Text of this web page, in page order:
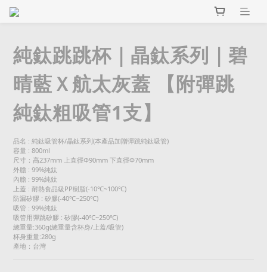
純鈦跳跳杯｜晶鈦系列｜碧
晴藍Ｘ航太灰蓋 【附彈跳
純鈦粗吸管1支】
品名 : 純鈦吸管杯/晶鈦系列(本產品加贈彈跳純鈦吸管)
容量 : 800ml
尺寸：高237mm 上直徑Φ90mm 下直徑Φ70mm
外膽 : 99%純鈦
內膽 : 99%純鈦
上蓋 : 耐熱食品級PP樹脂(-10℃~100℃)
防漏矽膠 : 矽膠(-40℃~250℃)
吸管 : 99%純鈦
吸管用彈跳矽膠 : 矽膠(-40℃~250℃)
總重量:360g(總重量含杯身/上蓋/吸管)
杯身重量:280g
產地：台灣